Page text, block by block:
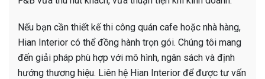
Nếu bạn cần thiết kế thi công quán cafe hoặc nhà hàng,
Hian Interior có thể đồng hành trọn gói. Chúng tôi mang
đến giải pháp phù hợp với mô hình, ngân sách và định
hướng thương hiệu. Liên hệ Hian Interior để được tư vấn